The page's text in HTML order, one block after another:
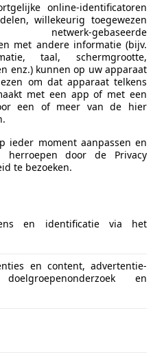
1.294 kg
online-identificatoren
willekeurig toegewezen
netwerk-gebaseerde
met andere informatie (bijv.
taal, schermgrootte,
enz.) kunnen op uw apparaat
om dat apparaat telkens
met een app of met een
een of meer van de hier
ieder moment aanpassen en
herroepen door de Privacy
te bezoeken.
en identificatie via het
en content, advertentie-
en